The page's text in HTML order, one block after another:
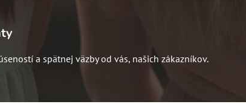
a spätnej väzby od vás, našich zákazníkov.